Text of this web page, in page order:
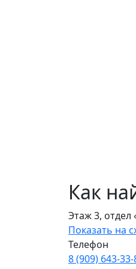
Как
Этаж 3,
Показать на
Телефон
8 (909)